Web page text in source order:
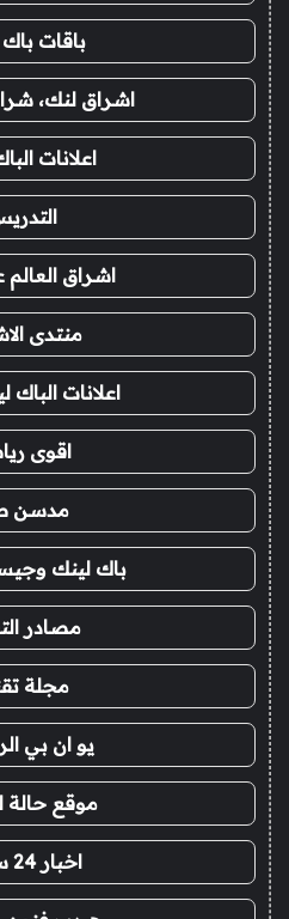
باقات
اشراق لنك،
اعلانات
اشراق العالم
منتدى
اعلانات الباك
اقوى
مدسن
باك لينك
مصادر
مجلة
يو ان بي
موقع حالة
اخبار 24 ساعة